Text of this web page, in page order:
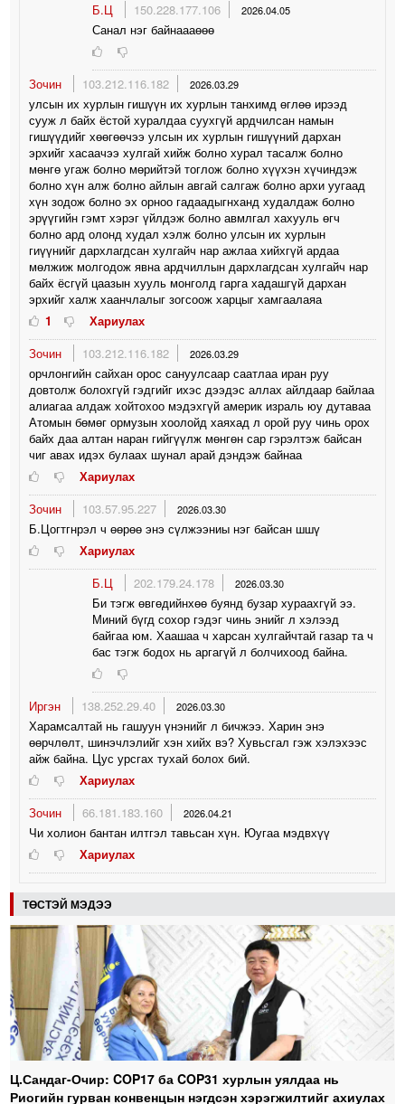
Б.Ц
150.228.177.106 2026.04.05
Санал нэг байнаааөөө
Зочин 103.212.116.182 2026.03.29
улсын их хурлын гишүүн их хурлын танхимд өглөө ирээд
сууж л байх ёстой хуралдаа суухгүй ардчилсан намын
гишүүдийг хөөгөөчээ улсын их хурлын гишүүний дархан
эрхийг хасаачээ хулгай хийж болно хурал тасалж болно
мөнгө угаж болно мөрийтэй тоглож болно хүүхэн хүчиндэж
болно хүн алж болно айлын авгай салгаж болно архи уугаад
хүн зодож болно эх орноо гадаадыгнханд худалдаж болно
эрүүгийн гэмт хэрэг үйлдэж болно авмлгал хахууль өгч
болно ард олонд худал хэлж болно улсын их хурлын
гиүүнийг дархлагдсан хулгайч нар ажлаа хийхгүй ардаа
мөлжиж молгодож явна ардчиллын дархлагдсан хулгайч нар
байх ёсгүй цаазын хууль монголд гарга хадашгүй дархан
эрхийг халж хаанчлалыг зогсоож харцыг хамгаалаяа
1
Хариулах
Зочин
103.212.116.182 2026.03.29
орчлонгийн сайхан орос сануулсаар саатлаа иран руу
довтолж болохгүй гэдгийг ихэс дээдэс аллах айлдаар байлаа
алиагаа алдаж хойтохоо мэдэхгүй америк израль юу дутаваа
Атомын бөмөг ормузын хоолойд хаяхад л орой руу чинь орох
байх даа алтан наран гийгүүлж мөнгөн сар гэрэлтэж байсан
чиг авах идэх булаах шунал арай дэндэж байнаа
Хариулах
Зочин
103.57.95.227 2026.03.30
Б.Цогтгнрэл ч өөрөө энэ сүлжээниы нэг байсан шшү
Хариулах
Б.Ц
202.179.24.178 2026.03.30
Би тэгж өвгөдийнхөө буянд бузар хураахгүй ээ.
Миний бүгд сохор гэдэг чинь энийг л хэлээд
байгаа юм. Хаашаа ч харсан хулгайчтай газар та ч
бас тэгж бодох нь аргагүй л болчихоод байна.
Иргэн 138.252.29.40 2026.03.30
Харамсалтай нь гашуун үнэнийг л бичжээ. Харин энэ
өөрчлөлт, шинэчлэлийг хэн хийх вэ? Хувьсгал гэж хэлэхээс
айж байна. Цус урсгах тухай болох бий.
Хариулах
Зочин
66.181.183.160 2026.04.21
Чи холион бантан илтгэл тавьсан хүн. Юугаа мэдвхүү
Хариулах
ТӨСТЭЙ МЭДЭЭ
Ц.Сандаг-Очир: COP17 ба COP31 хурлын уялдаа нь
Риогийн гурван конвенцын нэгдсэн хэрэгжилтийг ахиулах